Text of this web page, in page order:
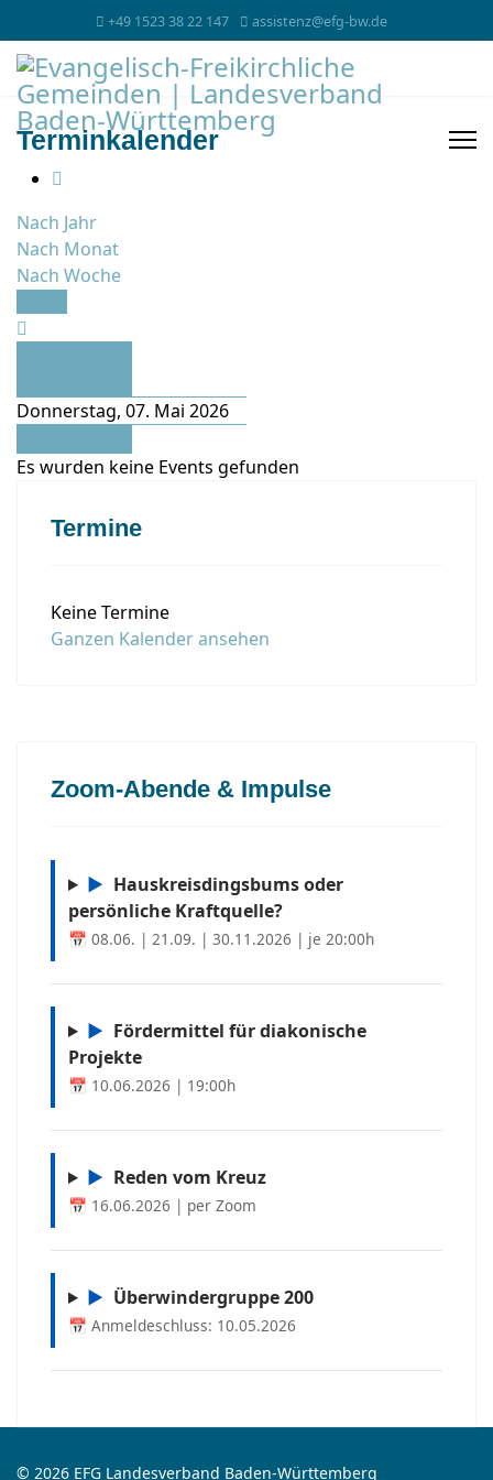
+49 1523 38 22 147 assistenz@efg-bw.de
Terminkalender
Nach Jahr
Nach Monat
Nach Woche
Donnerstag, 07. Mai 2026
Es wurden keine Events gefunden
Termine
Keine Termine
Ganzen Kalender ansehen
Zoom-Abende & Impulse
▶ Hauskreisdingsbums oder
persönliche Kraftquelle?
📅 08.06. | 21.09. | 30.11.2026 | je 20:00h
▶ Fördermittel für diakonische
Projekte
📅 10.06.2026 | 19:00h
▶ Reden vom Kreuz
📅 16.06.2026 | per Zoom
▶ Überwindergruppe 200
📅 Anmeldeschluss: 10.05.2026
© 2026 EFG Landesverband Baden-Württemberg